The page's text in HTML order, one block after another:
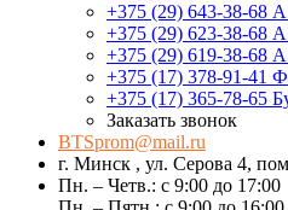
+375 (29) 643-38-68
+375 (29) 623-38-68
+375 (29) 619-38-68
+375 (17) 378-91-41
+375 (17) 365-78-65
Заказать звонок
BTSprom@mail.ru
г. Минск , ул. Серова 4,
Пн. – Четв.: с 9:00 до 17:00